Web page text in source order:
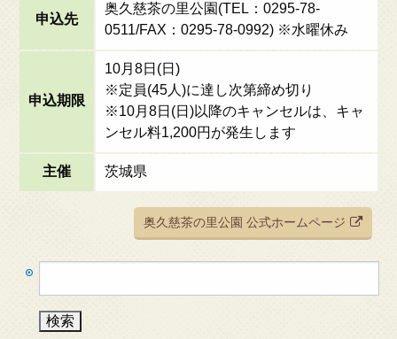
申込先
奥久慈茶の里公園(TEL：0295-78-
0511/FAX：0295-78-0992) ※水曜休み
申込期限
10月8日(日)
※定員(45人)に達し次第締め切り
※10月8日(日)以降のキャンセルは、キャ
ンセル料1,200円が発生します
主催 茨城県
奥久慈茶の里公園 公式ホームページ
索: